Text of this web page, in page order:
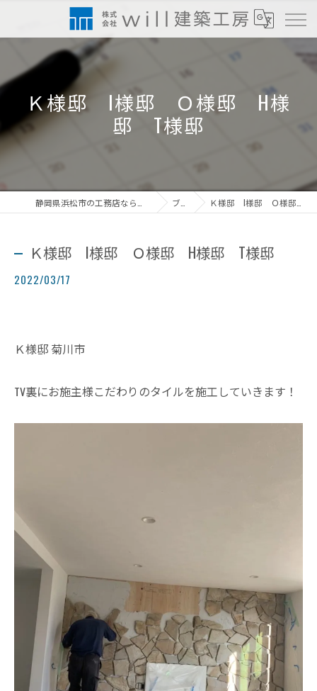
Ｋ様邸 I様邸 Ｏ様邸 H様
邸 T様邸
ブログ Ｋ様邸 I様邸 Ｏ様邸 H様邸 T様邸
Ｋ様邸 I様邸 Ｏ様邸 H様邸 T様邸
2022/03/17
Ｋ様邸 菊川市
TV裏にお施主様こだわりのタイルを施工していきます！